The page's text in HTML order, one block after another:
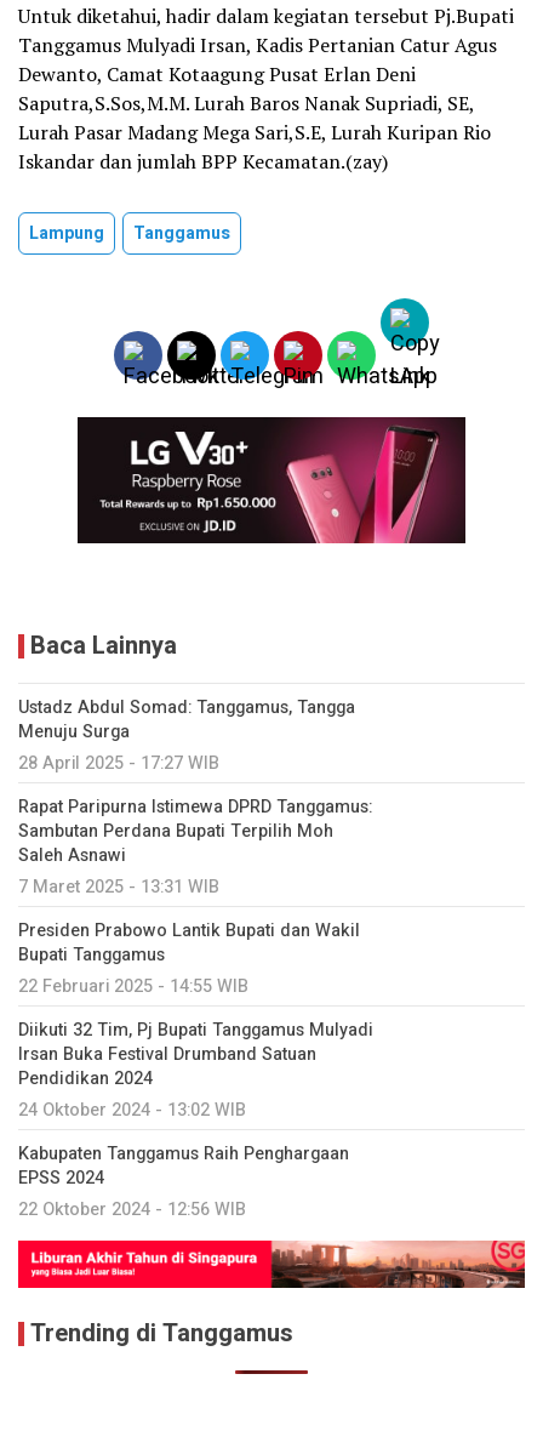
Untuk diketahui, hadir dalam kegiatan tersebut Pj.Bupati
Tanggamus Mulyadi Irsan, Kadis Pertanian Catur Agus
Dewanto, Camat Kotaagung Pusat Erlan Deni
Saputra,S.Sos,M.M. Lurah Baros Nanak Supriadi, SE,
Lurah Pasar Madang Mega Sari,S.E, Lurah Kuripan Rio
Iskandar dan jumlah BPP Kecamatan.(zay)
Lampung Tanggamus
Baca Lainnya
Ustadz Abdul Somad: Tanggamus, Tangga
Menuju Surga
28 April 2025 - 17:27 WIB
Rapat Paripurna Istimewa DPRD Tanggamus:
Sambutan Perdana Bupati Terpilih Moh
Saleh Asnawi
7 Maret 2025 - 13:31 WIB
Presiden Prabowo Lantik Bupati dan Wakil
Bupati Tanggamus
22 Februari 2025 - 14:55 WIB
Diikuti 32 Tim, Pj Bupati Tanggamus Mulyadi
Irsan Buka Festival Drumband Satuan
Pendidikan 2024
24 Oktober 2024 - 13:02 WIB
Kabupaten Tanggamus Raih Penghargaan
EPSS 2024
22 Oktober 2024 - 12:56 WIB
Trending di Tanggamus